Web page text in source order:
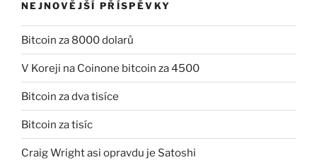
NEJNOVĚJŠÍ PŘÍSPĚVKY
Bitcoin za 8000 dolarů
V Koreji na Coinone bitcoin za 4500
Bitcoin za dva tisíce
Bitcoin za tisíc
Craig Wright asi opravdu je Satoshi